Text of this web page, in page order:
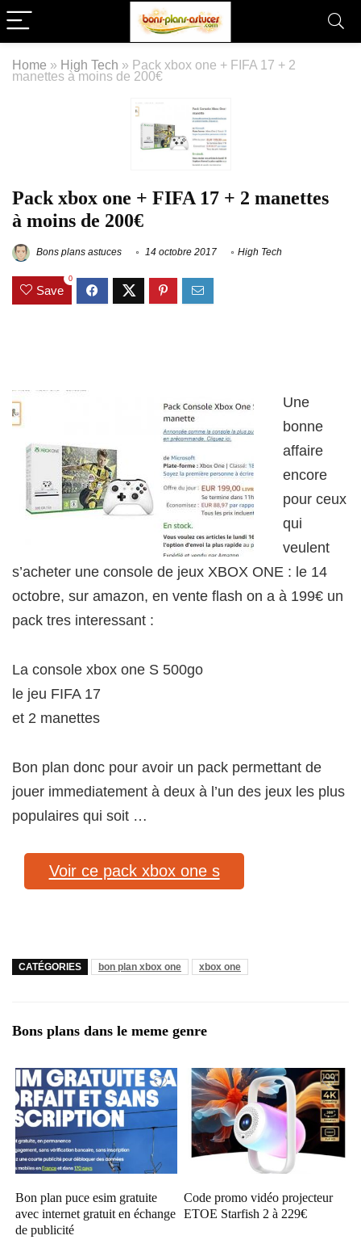
Home » High Tech » Pack xbox one + FIFA 17 + 2
manettes à moins de 200€
Pack xbox one + FIFA 17 + 2 manettes
à moins de 200€
Bons plans astuces 14 octobre 2017 High Tech
Save
0
Une
bonne
affaire
encore
pour ceux
qui
veulent
s’acheter une console de jeux XBOX ONE : le 14
octobre, sur amazon, en vente flash on a à 199€ un
pack tres interessant :
La console xbox one S 500go
le jeu FIFA 17
et 2 manettes
Bon plan donc pour avoir un pack permettant de
jouer immediatement à deux à l’un des jeux les plus
populaires qui soit …
Voir ce pack xbox one s
CATÉGORIES bon plan xbox one xbox one
Bons plans dans le meme genre
Bon plan puce esim gratuite
avec internet gratuit en échange
de publicité
Code promo vidéo projecteur
ETOE Starfish 2 à 229€